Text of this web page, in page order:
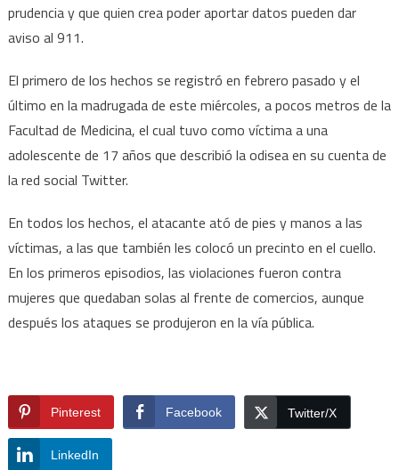
prudencia y que quien crea poder aportar datos pueden dar
aviso al 911.
El primero de los hechos se registró en febrero pasado y el
último en la madrugada de este miércoles, a pocos metros de la
Facultad de Medicina, el cual tuvo como víctima a una
adolescente de 17 años que describió la odisea en su cuenta de
la red social Twitter.
En todos los hechos, el atacante ató de pies y manos a las
víctimas, a las que también les colocó un precinto en el cuello.
En los primeros episodios, las violaciones fueron contra
mujeres que quedaban solas al frente de comercios, aunque
después los ataques se produjeron en la vía pública.
Pinterest Facebook Twitter/X
LinkedIn